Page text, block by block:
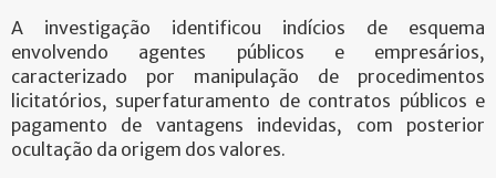
A investigação identificou indícios de esquema
envolvendo agentes públicos e empresários,
caracterizado por manipulação de procedimentos
licitatórios, superfaturamento de contratos públicos e
pagamento de vantagens indevidas, com posterior
ocultação da origem dos valores.